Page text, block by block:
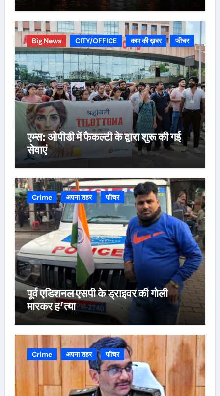
Big News CITY/OFFICE काम की ख़बर फीचर
एम्स: ओपीडी में फैकल्टी के द्वारा शुरू की गई
सेवाएं
Crime अपना शहर फीचर
पूर्व एडिशनल एसपी के ड्राइवर की गोली
मारकर ह’त्या
Crime अपना शहर फीचर